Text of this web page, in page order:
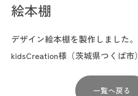
絵本棚
デザイン絵本棚を製作しました。
kidsCreation様（茨城県つくば市）
一覧へ戻る